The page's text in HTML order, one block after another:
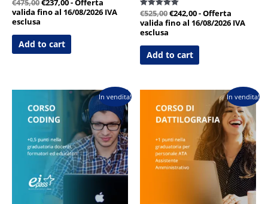
€475,00€237,00- Offerta
valida fino al 16/08/2026 IVA
esclusa
Add to cart
Valutato
5.00
su 5
€525,00€242,00- Offerta
valida fino al 16/08/2026 IVA
esclusa
Add to cart
In vendita!
prezzo
originale
era:
Il
prezzo
attuale
€149,00.
In vendita!
prezzo
originale
era:
prezzo
attuale
è:
€59,00.